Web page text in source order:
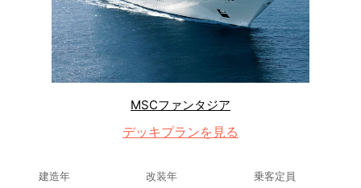
MSCファンタジア
デッキプランを見る
建造年 改装年 乗客定員